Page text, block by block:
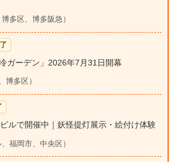
多区、博多阪急）
ガーデン」2026年7月31日開幕
博多区）
ルで開催中｜妖怪提灯展示・絵付け体験
福岡市、中央区）